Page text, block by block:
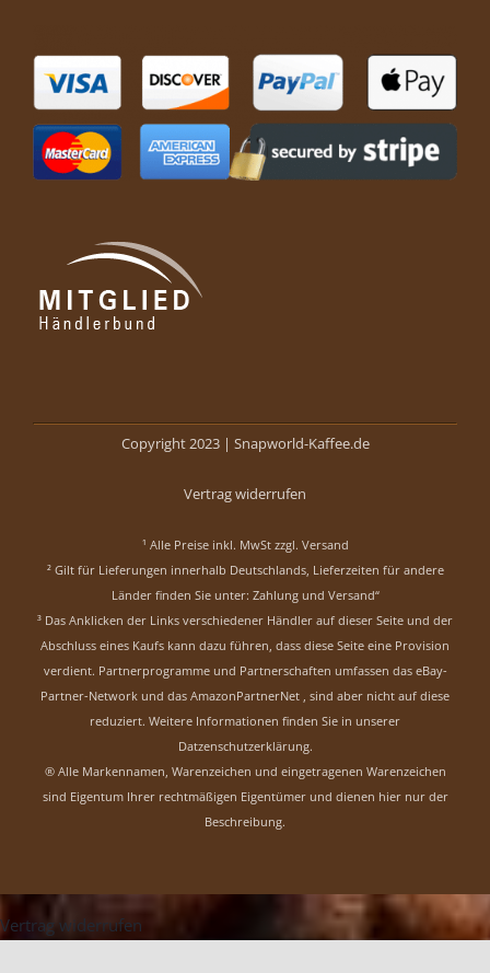
Copyright 2023 | Snapworld-Kaffee.de
Vertrag widerrufen
¹ Alle Preise inkl. MwSt zzgl. Versand
² Gilt für Lieferungen innerhalb Deutschlands, Lieferzeiten für andere
Länder finden Sie unter: Zahlung und Versand“
³ Das Anklicken der Links verschiedener Händler auf dieser Seite und der
Abschluss eines Kaufs kann dazu führen, dass diese Seite eine Provision
verdient. Partnerprogramme und Partnerschaften umfassen das eBay-
Partner-Network und das AmazonPartnerNet , sind aber nicht auf diese
reduziert. Weitere Informationen finden Sie in unserer
Datzenschutzerklärung.
® Alle Markennamen, Warenzeichen und eingetragenen Warenzeichen
sind Eigentum Ihrer rechtmäßigen Eigentümer und dienen hier nur der
Beschreibung.
Vertrag widerrufen